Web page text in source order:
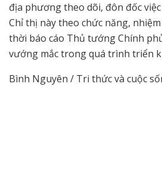
địa phương theo dõi, đôn đốc
Chỉ thị này theo chức năng,
thời báo cáo Thủ tướng Chính
vướng mắc trong quá trình triển
Bình Nguyên / Tri thức và cuộc